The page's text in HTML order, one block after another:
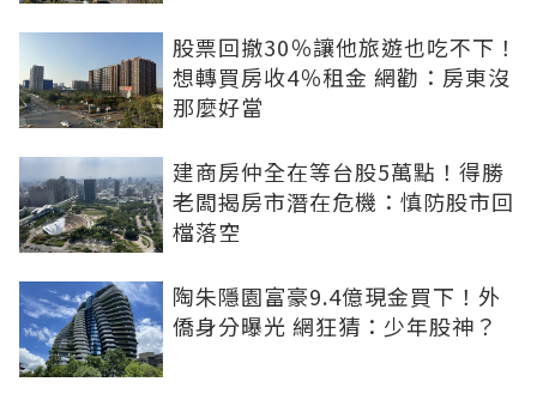
股票回撤30％讓他旅遊也吃不下！
想轉買房收4％租金 網勸：房東沒
那麼好當
建商房仲全在等台股5萬點！得勝
老闆揭房市潛在危機：慎防股市回
檔落空
陶朱隱園富豪9.4億現金買下！外
僑身分曝光 網狂猜：少年股神？